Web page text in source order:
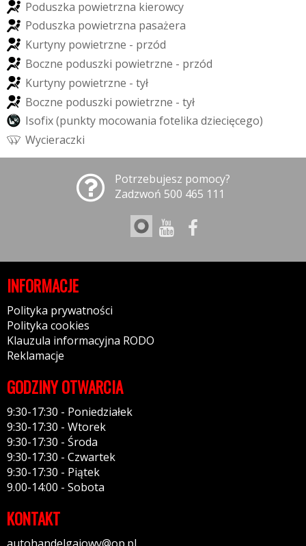
Poduszka powietrzna kierowcy
Poduszka powietrzna pasażera
Kurtyny powietrzne - przód
Boczne poduszki powietrzne - przód
Kurtyny powietrzne - tył
Boczne poduszki powietrzne - tył
Isofix(punkty mocowania fotelika dziecięcego)
Wycieraczki
Potrzebujesz pomocy?
Zadzwoń 500 465 111
INFORMACJE
Polityka prywatności
Polityka cookies
Klauzula informacyjna RODO
Reklamacje
GODZINY OTWARCIA
9:30-17:30 - Poniedziałek
9:30-17:30 - Wtorek
9:30-17:30 - Środa
9:30-17:30 - Czwartek
9:30-17:30 - Piątek
9.00-14:00 - Sobota
KONTAKT